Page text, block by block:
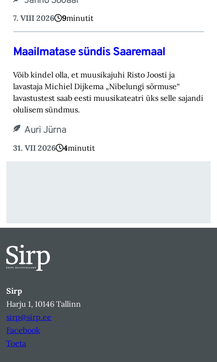
7. VIII 2026 9minutit
Maailmatase sündis Saaremaal
Võib kindel olla, et muusikajuhi Risto Joosti ja
lavastaja Michiel Dijkema „Nibelungi sõrmuse“
lavastustest saab eesti muusikateatri üks selle sajandi
olulisem sündmus.
Auri Jürna
31. VII 2026 4minutit
Sirp
Harju 1, 10146 Tallinn
sirp@sirp.ee
Facebook
Toeta